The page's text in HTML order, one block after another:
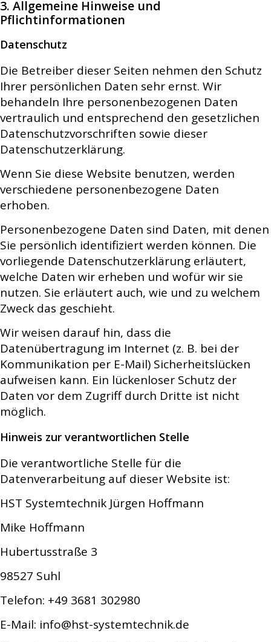
3. Allgemeine Hinweise und
Pflichtinformationen
Datenschutz
Die Betreiber dieser Seiten nehmen den Schutz
Ihrer persönlichen Daten sehr ernst. Wir
behandeln Ihre personenbezogenen Daten
vertraulich und entsprechend den gesetzlichen
Datenschutzvorschriften sowie dieser
Datenschutzerklärung.
Wenn Sie diese Website benutzen, werden
verschiedene personenbezogene Daten
erhoben.
Personenbezogene Daten sind Daten, mit denen
Sie persönlich identifiziert werden können. Die
vorliegende Datenschutzerklärung erläutert,
welche Daten wir erheben und wofür wir sie
nutzen. Sie erläutert auch, wie und zu welchem
Zweck das geschieht.
Wir weisen darauf hin, dass die
Datenübertragung im Internet (z. B. bei der
Kommunikation per E-Mail) Sicherheitslücken
aufweisen kann. Ein lückenloser Schutz der
Daten vor dem Zugriff durch Dritte ist nicht
möglich.
Hinweis zur verantwortlichen Stelle
Die verantwortliche Stelle für die
Datenverarbeitung auf dieser Website ist:
HST Systemtechnik Jürgen Hoffmann
Mike Hoffmann
Hubertusstraße 3
98527 Suhl
Telefon: +49 3681 302980
E-Mail: info@hst-systemtechnik.de